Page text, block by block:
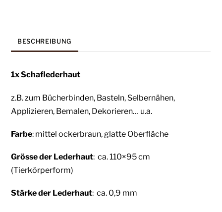
BESCHREIBUNG
1x Schaflederhaut
z.B. zum Bücherbinden, Basteln, Selbernähen,
Applizieren, Bemalen, Dekorieren… u.a.
Farbe: mittel ockerbraun, glatte Oberfläche
Grösse der Lederhaut: ca. 110×95cm
(Tierkörperform)
Stärke der Lederhaut: ca. 0,9 mm